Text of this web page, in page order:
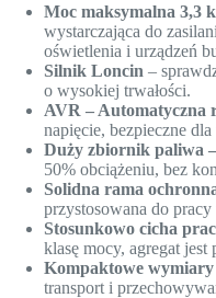
Moc maksymalna 3,3
wystarczająca do
oświetlenia i urządzeń
Silnik Loncin –
o wysokiej trwałości.
AVR – Automatyczna
napięcie, bezpieczne
Duży zbiornik paliwa
50% obciążeniu, bez
Solidna rama
przystosowana do
Stosunkowo cicha
klasę mocy, agregat
Kompaktowe
transport i